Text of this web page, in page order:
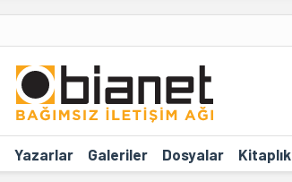
Yazarlar Galeriler Dosyalar Kitaplık